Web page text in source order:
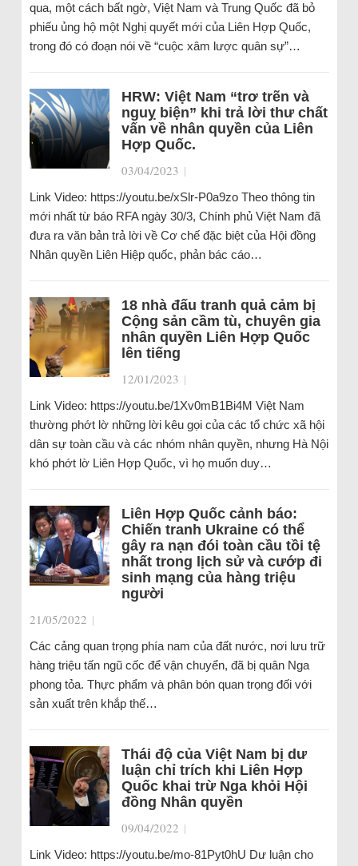
qua, một cách bất ngờ, Việt Nam và Trung Quốc đã bỏ
phiếu ủng hộ một Nghị quyết mới của Liên Hợp Quốc,
trong đó có đoạn nói về “cuộc xâm lược quân sự”…
HRW: Việt Nam “trơ trẽn và
nguỵ biện” khi trả lời thư chất
vấn về nhân quyền của Liên
Hợp Quốc.
03/04/2023 |
Link Video: https://youtu.be/xSlr-P0a9zo Theo thông tin
mới nhất từ báo RFA ngày 30/3, Chính phủ Việt Nam đã
đưa ra văn bản trả lời về Cơ chế đặc biệt của Hội đồng
Nhân quyền Liên Hiệp quốc, phản bác cáo…
18 nhà đấu tranh quả cảm bị
Cộng sản cầm tù, chuyên gia
nhân quyền Liên Hợp Quốc
lên tiếng
12/01/2023 |
Link Video: https://youtu.be/1Xv0mB1Bi4M Việt Nam
thường phớt lờ những lời kêu gọi của các tổ chức xã hội
dân sự toàn cầu và các nhóm nhân quyền, nhưng Hà Nội
khó phớt lờ Liên Hợp Quốc, vì họ muốn duy…
Liên Hợp Quốc cảnh báo:
Chiến tranh Ukraine có thể
gây ra nạn đói toàn cầu tồi tệ
nhất trong lịch sử và cướp đi
sinh mạng của hàng triệu
người
21/05/2022 |
Các cảng quan trọng phía nam của đất nước, nơi lưu trữ
hàng triệu tấn ngũ cốc để vận chuyển, đã bị quân Nga
phong tỏa. Thực phẩm và phân bón quan trọng đối với
sản xuất trên khắp thế…
Thái độ của Việt Nam bị dư
luận chỉ trích khi Liên Hợp
Quốc khai trừ Nga khỏi Hội
đồng Nhân quyền
09/04/2022 |
Link Video: https://youtu.be/mo-81Pyt0hU Dư luận cho